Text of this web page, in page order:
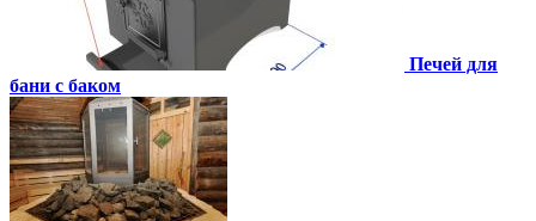
Печей для
бани с баком